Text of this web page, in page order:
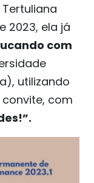
2023, ela já
com
utilizando
com